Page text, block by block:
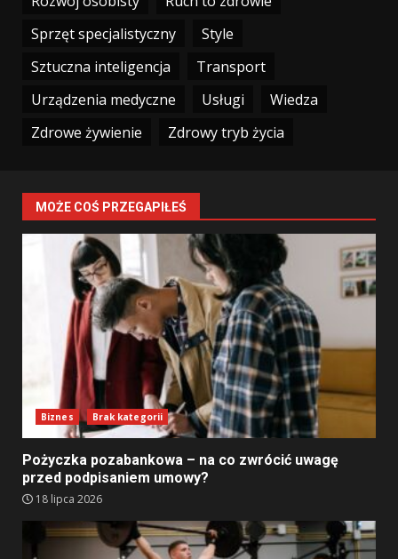
Sprzęt specjalistyczny
Style
Sztuczna inteligencja
Transport
Urządzenia medyczne
Usługi
Wiedza
Zdrowe żywienie
Zdrowy tryb życia
MOŻE COŚ PRZEGAPIŁEŚ
Biznes Brak kategorii
Pożyczka pozabankowa – na co zwrócić uwagę
przed podpisaniem umowy?
18 lipca 2026